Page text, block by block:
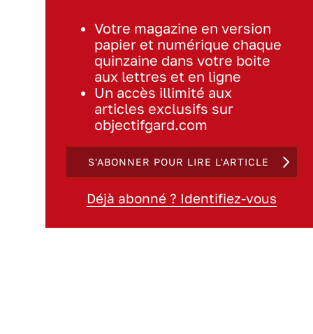
Votre magazine en version
papier et numérique chaque
quinzaine dans votre boite
aux lettres et en ligne
Un accès illimité aux
articles exclusifs sur
objectifgard.com
S'ABONNER POUR LIRE L'ARTICLE
Déjà abonné ? Identifiez-vous